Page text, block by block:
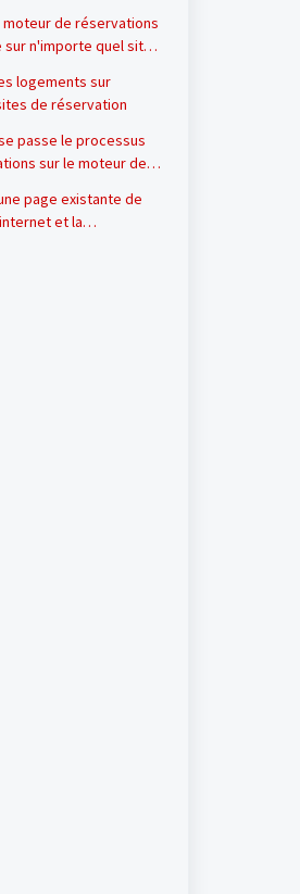
de réservations
sur n'importe quel site
logements sur
de réservation
passe le processus
sur le moteur de
page existante de
et la